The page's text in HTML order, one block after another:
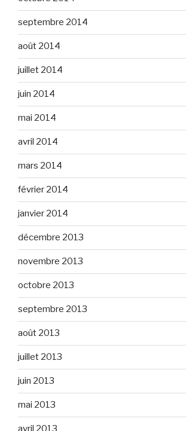
septembre 2014
août 2014
juillet 2014
juin 2014
mai 2014
avril 2014
mars 2014
février 2014
janvier 2014
décembre 2013
novembre 2013
octobre 2013
septembre 2013
août 2013
juillet 2013
juin 2013
mai 2013
avril 2013